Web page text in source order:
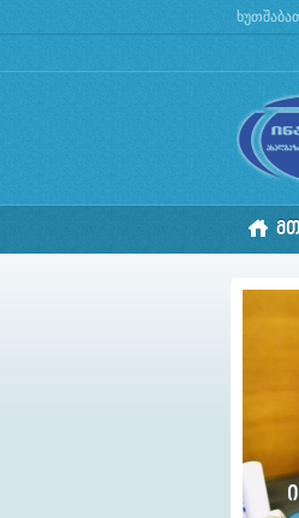
: mysql_connect(): The mysql